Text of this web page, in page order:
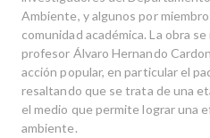
Ambiente, y algunos por
comunidad académica. La obra
profesor Álvaro Hernando
acción popular, en particular el
resaltando que se trata de una
el medio que permite lograr una
ambiente.